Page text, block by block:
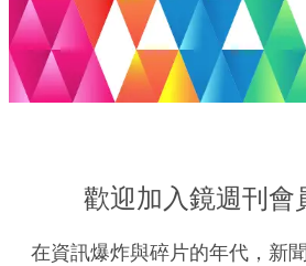
歡迎加入鏡週刊會
在資訊爆炸與碎片的年代，新